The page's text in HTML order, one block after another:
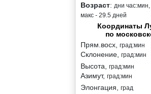
Возраст: дни час:мин,
макс - 29.5 дней
Координаты
по
Прям.восх, град:мин
Склонение, град:мин
Высота, град:мин
Азимут, град:мин
Элонгация, град